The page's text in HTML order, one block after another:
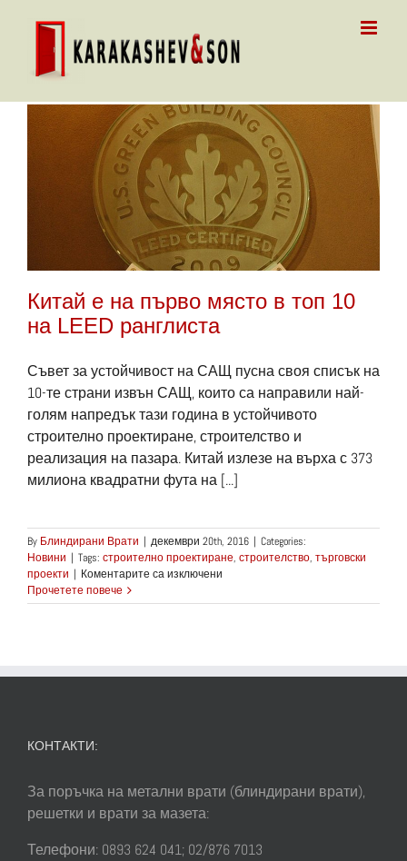
Китай е на първо място в топ 10
на LEED ранглиста
Съвет за устойчивост на САЩ пусна своя списък на
10-те страни извън САЩ, които са направили най-
голям напредък тази година в устойчивото
строително проектиране, строителство и
реализация на пазара. Китай излезе на върха с 373
милиона квадратни фута на [...]
By Блиндирани Врати | декември 20th, 2016 | Categories:
Новини | Tags: строително проектиране, строителство, търговски
проекти | Коментарите са изключени
е
Прочетете повече
КОНТАКТИ:
За поръчка на метални врати (блиндирани врати),
решетки и врати за мазета:
Телефони: 0893 624 041; 02/876 7013